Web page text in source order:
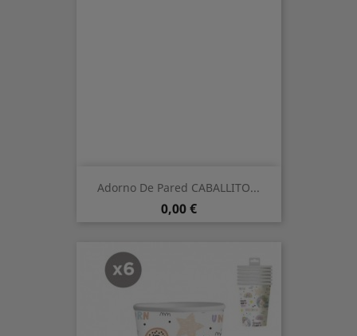
Adorno De Pared CABALLITO...
Precio
0,00 €